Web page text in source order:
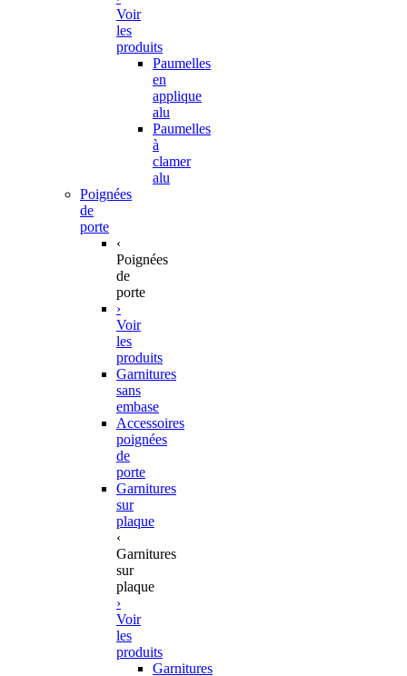
Voir
les
produits
Paumelles
en
applique
alu
Paumelles
à
clamer
alu
Poignées
de
porte
‹
Poignées
de
porte
›
Voir
les
produits
Garnitures
sans
embase
Accessoires
poignées
de
porte
Garnitures
sur
plaque
‹
Garnitures
sur
plaque
›
Voir
les
produits
Garnitures